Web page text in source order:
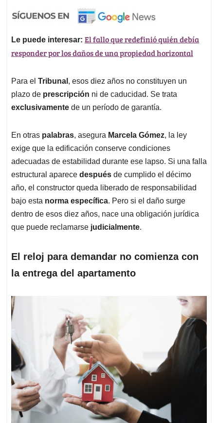
Le puede interesar: El fallo que redefinió quién debía
responder por los daños de una propiedad horizontal
Para el Tribunal , esos diez años no constituyen un
plazo de prescripción ni de caducidad. Se trata
exclusivamente de un período de garantía.
En otras palabras, asegura Marcela Gómez, la ley
exige que la edificación conserve condiciones
adecuadas de estabilidad durante ese lapso. Si una falla
estructural aparece después de cumplido el décimo
año, el constructor queda liberado de responsabilidad
bajo esta norma específica. Pero si el daño surge
dentro de esos diez años, nace una obligación jurídica
que puede reclamarse judicialmente.
El reloj para demandar no comienza con
la entrega del apartamento